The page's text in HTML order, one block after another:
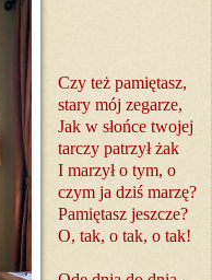
Czy też pamiętasz,
stary mój zegarze,
Jak w słońce twojej
tarczy patrzył żak
I marzył o tym, o
czym ja dziś marzę?
Pamiętasz jeszcze?
O, tak, o tak, o tak!